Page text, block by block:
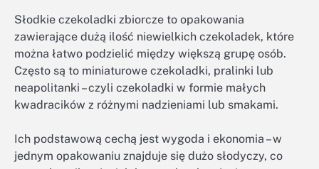
Słodkie czekoladki zbiorcze to opakowania
zawierające dużą ilość niewielkich czekoladek, które
można łatwo podzielić między większą grupę osób.
Często są to miniaturowe czekoladki, pralinki lub
neapolitanki – czyli czekoladki w formie małych
kwadracików z różnymi nadzieniami lub smakami.
Ich podstawową cechą jest wygoda i ekonomia – w
jednym opakowaniu znajduje się dużo słodyczy, co